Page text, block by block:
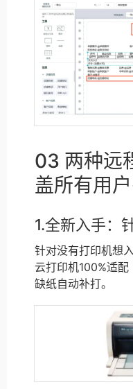
03 两种远
盖所有用
1.全新入手：
针对没有打印机想
云打印机100%适
缺纸自动补打。